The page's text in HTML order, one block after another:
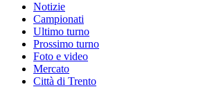
Notizie
Campionati
Ultimo turno
Prossimo turno
Foto e video
Mercato
Città di Trento